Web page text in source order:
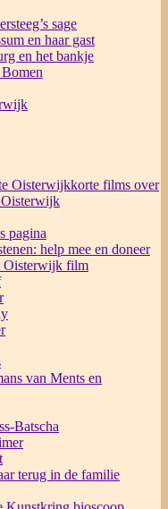
sage
en haar gast
en het bankje
Oisterwijkkorte films over
Oisterwijk
pagina
help mee en doneer
Oisterwijk film
van Ments en
Batscha
terug in de familie